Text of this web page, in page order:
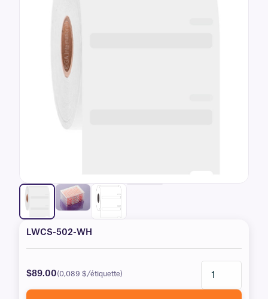
LWCS-502-WH
$89.00(0,089 $/étiquette)